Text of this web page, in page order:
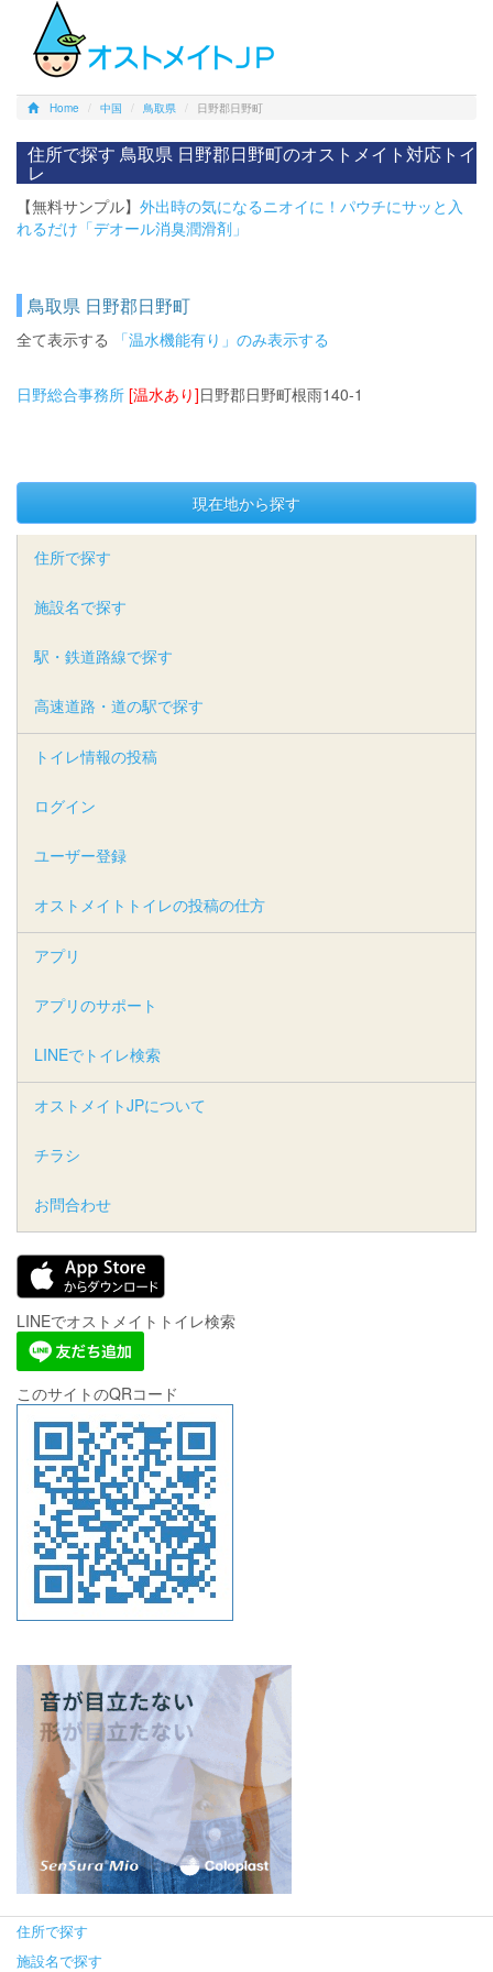
Home 中国 鳥取県 日野郡日野町
住所で探す 鳥取県 日野郡日野町のオストメイト対応トイ
レ
【無料サンプル】 外出時の気になるニオイに！パウチにサッと入
れるだけ「デオール消臭潤滑剤」
鳥取県 日野郡日野町
全て表示する 「温水機能有り」のみ表示する
日野総合事務所 [温水あり]日野郡日野町根雨140-1
現在地から探す
住所で探す
施設名で探す
駅・鉄道路線で探す
高速道路・道の駅で探す
トイレ情報の投稿
ログイン
ユーザー登録
オストメイトトイレの投稿の仕方
アプリ
アプリのサポート
LINEでトイレ検索
オストメイトJPについて
チラシ
お問合わせ
LINEでオストメイトトイレ検索
このサイトのQRコード
住所で探す
施設名で探す